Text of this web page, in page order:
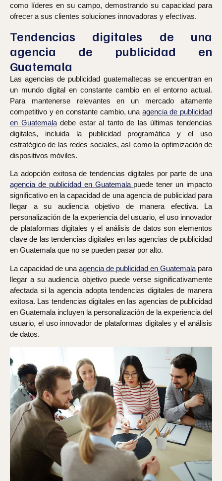
como líderes en su campo, demostrando su capacidad para
ofrecer a sus clientes soluciones innovadoras y efectivas.
Tendencias digitales de una
agencia de publicidad en
Guatemala
Las agencias de publicidad guatemaltecas se encuentran en
un mundo digital en constante cambio en el entorno actual.
Para mantenerse relevantes en un mercado altamente
competitivo y en constante cambio, una agencia de publicidad
en Guatemaladebe estar al tanto de las últimas tendencias
digitales, incluida la publicidad programática y el uso
estratégico de las redes sociales, así como la optimización de
dispositivos móviles.
La adopción exitosa de tendencias digitales por parte de una
agencia de publicidad en Guatemala puede tener un impacto
significativo en la capacidad de una agencia de publicidad para
llegar a su audiencia objetivo de manera efectiva. La
personalización de la experiencia del usuario, el uso innovador
de plataformas digitales y el análisis de datos son elementos
clave de las tendencias digitales en las agencias de publicidad
en Guatemala que no se pueden pasar por alto.
La capacidad de una agencia de publicidad en Guatemala para
llegar a su audiencia objetivo puede verse significativamente
afectada si la agencia adopta tendencias digitales de manera
exitosa. Las tendencias digitales en las agencias de publicidad
en Guatemala incluyen la personalización de la experiencia del
usuario, el uso innovador de plataformas digitales y el análisis
de datos.